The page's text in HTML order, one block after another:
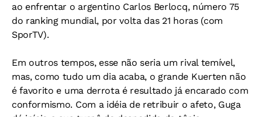
ao enfrentar o argentino Carlos Berlocq, número 75
do ranking mundial, por volta das 21 horas (com
SporTV).
Em outros tempos, esse não seria um rival temível,
mas, como tudo um dia acaba, o grande Kuerten não
é favorito e uma derrota é resultado já encarado com
conformismo. Com a idéia de retribuir o afeto, Guga